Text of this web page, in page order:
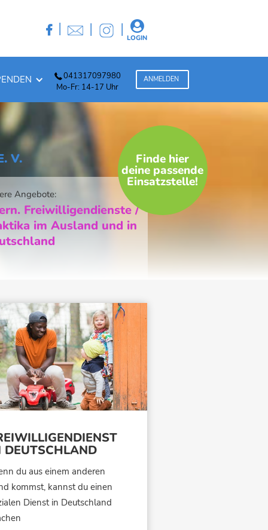
 | | | 
LOGIN
041317097980
Mo-Fr: 14-17 Uhr
ANMELDEN
V.
Angebote:
Freiwilligendienste /
im Ausland und in
Finde hier
deine passende
Einsatzstelle!
DEUTSCHLAND
du aus einem anderen
kommst, kannst du einen
Dienst in Deutschland